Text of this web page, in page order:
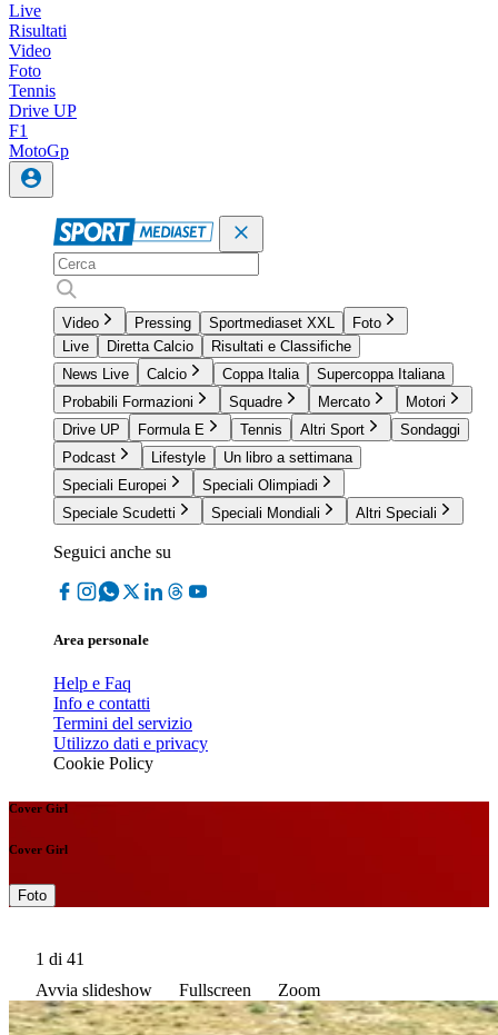
Live
Risultati
Video
Foto
Tennis
Drive UP
F1
MotoGp
Video Pressing Sportmediaset XXL
Foto
Live
Diretta Calcio
Risultati e Classifiche
News Live
Calcio Coppa Italia
Supercoppa Italiana
Probabili Formazioni
Squadre Mercato
Motori
Drive UP
Formula E Tennis Altri Sport
Sondaggi
Podcast
Lifestyle
Un libro a settimana
Speciali Europei
Speciali Olimpiadi
Speciale Scudetti
Speciali Mondiali Altri Speciali
Seguici anche su
Area personale
Help e Faq
Info e contatti
Termini del servizio
Utilizzo dati e privacy
Cookie Policy
Cover Girl
Cover Girl
Foto
1 di 41
Avvia slideshow
Fullscreen Zoom